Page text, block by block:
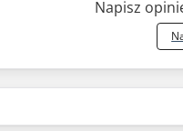
Napisz